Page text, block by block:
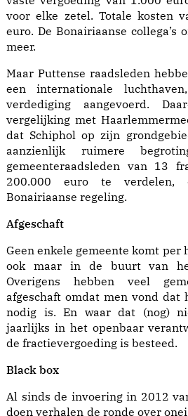
voor elke zetel. Totale kosten
euro. De Bonairiaanse collega’s
meer.
Maar Puttense raadsleden
een internationale
verdediging aangevoerd.
vergelijking met
dat Schiphol op zijn
aanzienlijk ruimere
gemeenteraadsleden van 13
200.000 euro te
Bonairiaanse regeling.
Afgeschaft
Geen enkele gemeente komt per
ook maar in de buurt van
Overigens hebben veel
afgeschaft omdat men vond dat
nodig is. En waar dat (nog)
jaarlijks in het openbaar
de fractievergoeding is besteed.
Black box
Al sinds de invoering in 2012
doen verhalen de ronde over